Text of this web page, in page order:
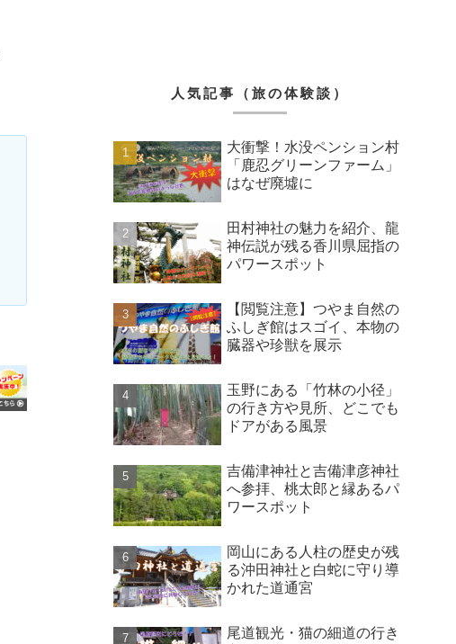
人気記事（旅の体験談）
大衝撃！水没ペンション村
「鹿忍グリーンファーム」
はなぜ廃墟に
田村神社の魅力を紹介、龍
神伝説が残る香川県屈指の
パワースポット
【閲覧注意】つやま自然の
ふしぎ館はスゴイ、本物の
臓器や珍獣を展示
玉野にある「竹林の小径」
の行き方や見所、どこでも
ドアがある風景
吉備津神社と吉備津彦神社
へ参拝、桃太郎と縁あるパ
ワースポット
岡山にある人柱の歴史が残
る沖田神社と白蛇に守り導
かれた道通宮
尾道観光・猫の細道の行き